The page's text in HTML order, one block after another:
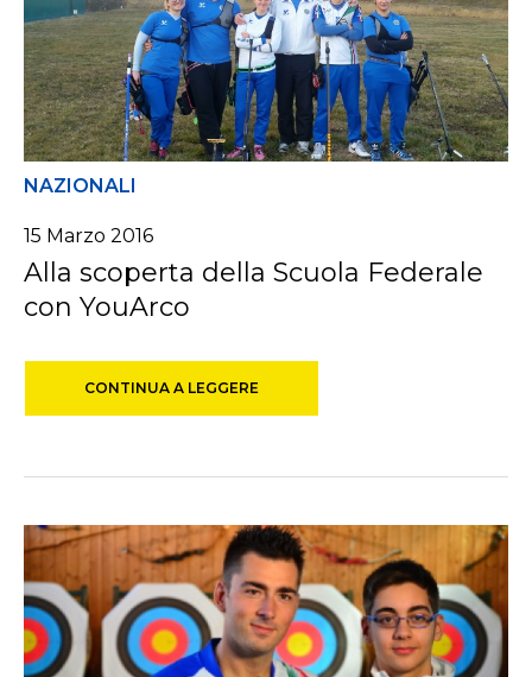
NAZIONALI
15 Marzo 2016
Alla scoperta della Scuola Federale
con YouArco
CONTINUA A LEGGERE